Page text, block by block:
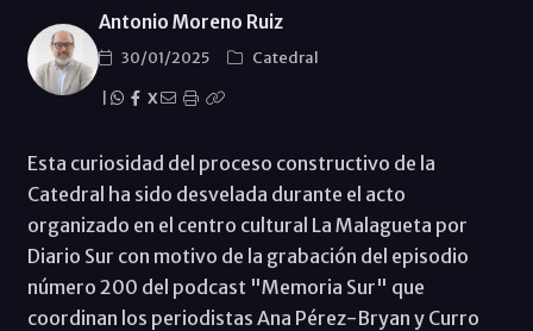
Antonio Moreno Ruiz
30/01/2025
Catedral
X
Esta curiosidad del proceso constructivo de la
Catedral ha sido desvelada durante el acto
organizado en el centro cultural La Malagueta por
Diario Sur con motivo de la grabación del episodio
número 200 del podcast "Memoria Sur" que
coordinan los periodistas Ana Pérez-Bryan y Curro